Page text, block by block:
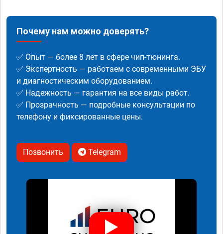
Почему нам можно доверять?
✅ Опыт — более 8 лет в сфере чип-тюнинга.
✅ Экспертность — работаем с современными ЭБУ
и диагностическим оборудованием.
✅ Надежность — гарантия на все виды работ.
✅ Прозрачность — подробные консультации по
телефону и фиксированные цены.
Позвонить Telegram